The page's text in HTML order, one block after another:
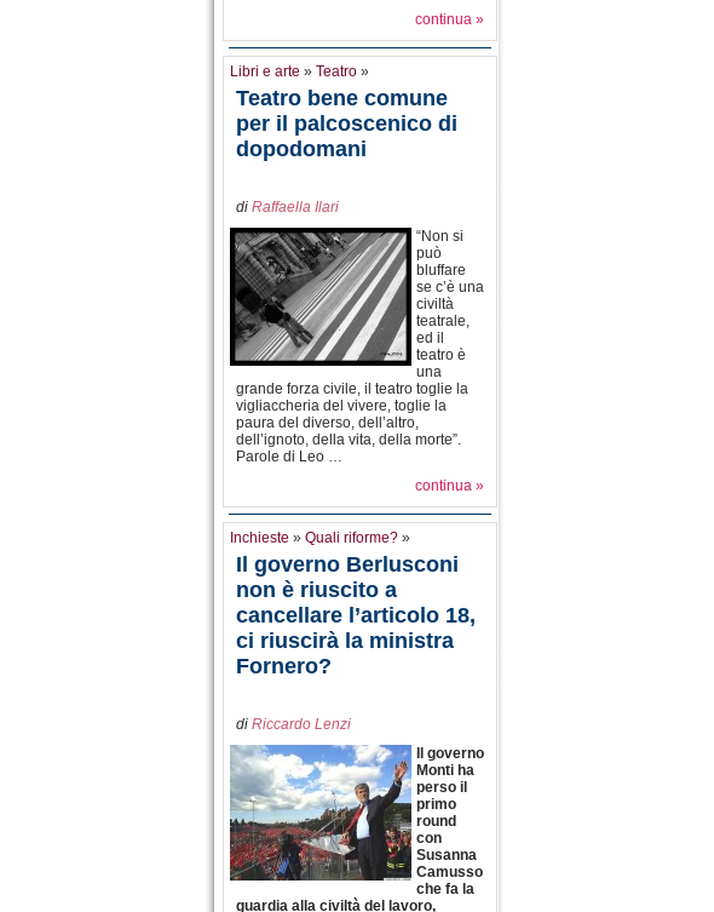
continua »
Libri e arte » Teatro »
Teatro bene comune
per il palcoscenico di
dopodomani
di Raffaella Ilari
“Non si
può
bluffare
se c’è una
civiltà
teatrale,
ed il
teatro è
una
grande forza civile, il teatro toglie la
vigliaccheria del vivere, toglie la
paura del diverso, dell’altro,
dell’ignoto, della vita, della morte”.
Parole di Leo …
continua »
Inchieste » Quali riforme? »
Il governo Berlusconi
non è riuscito a
cancellare l’articolo 18,
ci riuscirà la ministra
Fornero?
di Riccardo Lenzi
Il governo
Monti ha
perso il
primo
round
con
Susanna
Camusso
che fa la
guardia alla civiltà del lavoro,